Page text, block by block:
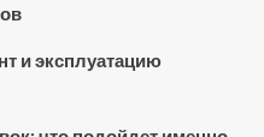
и эксплуатацию